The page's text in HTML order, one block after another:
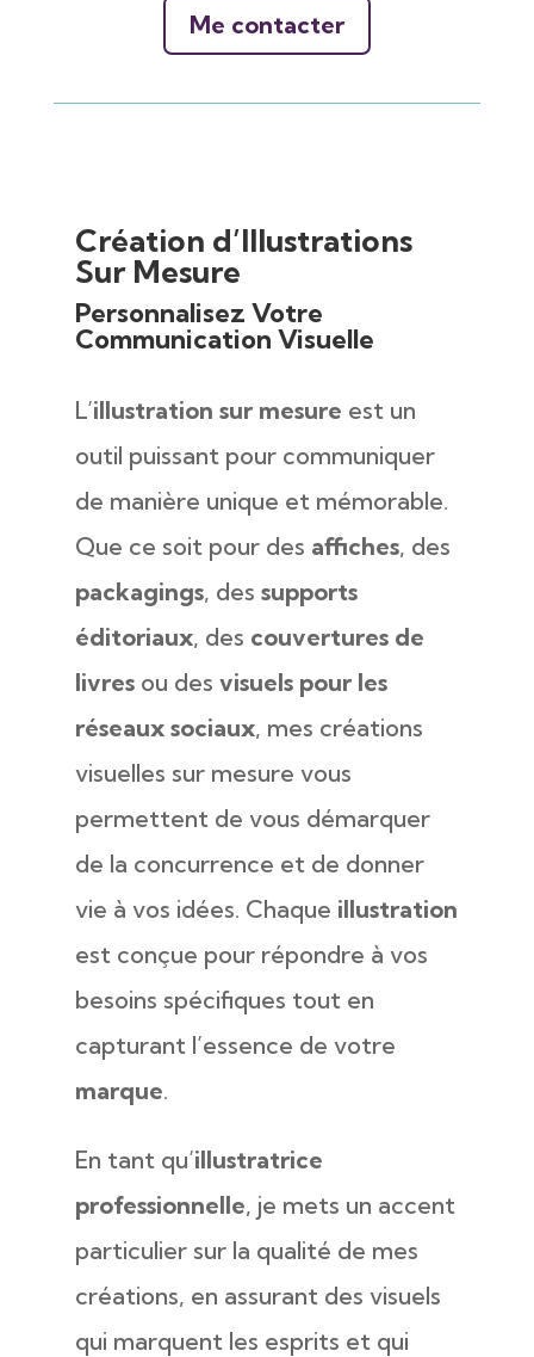
Me contacter
Création d’Illustrations
Sur Mesure
Personnalisez Votre
Communication Visuelle
L’illustration sur mesure est un
outil puissant pour communiquer
de manière unique et mémorable.
Que ce soit pour des affiches, des
packagings, des supports
éditoriaux, des couvertures de
livresou des visuels pour les
réseaux sociaux, mes créations
visuelles sur mesure vous
permettent de vous démarquer
de la concurrence et de donner
vie à vos idées. Chaque illustration
est conçue pour répondre à vos
besoins spécifiques tout en
capturant l’essence de votre
marque.
En tant qu’illustratrice
professionnelle, je mets un accent
particulier sur la qualité de mes
créations, en assurant des visuels
qui marquent les esprits et qui